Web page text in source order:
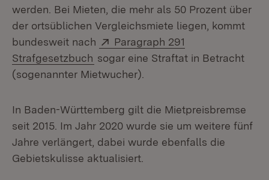
werden. Bei Mieten, die mehr als 50 Prozent über
der ortsüblichen Vergleichsmiete liegen, kommt
bundesweit nach
Extern:
Paragraph 291
Strafgesetzbuch (Öffnet in neuem Fenster)
sogar eine Straftat in Betracht
(sogenannter Mietwucher).
In Baden-Württemberg gilt die Mietpreisbremse
seit 2015. Im Jahr 2020 wurde sie um weitere fünf
Jahre verlängert, dabei wurde ebenfalls die
Gebietskulisse aktualisiert.